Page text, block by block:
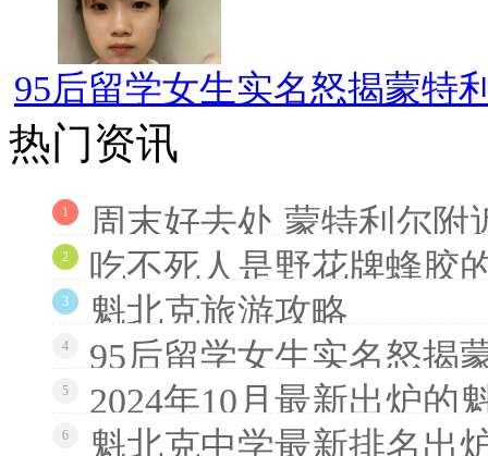
95后留学女生实名怒揭蒙特
热门资讯
1 周末好去处 蒙特利尔附
2 吃不死人是野花牌蜂胶
3 魁北克旅游攻略
4 95后留学女生实名怒揭
5 2024年10月最新出炉的
6 魁北克中学最新排名出